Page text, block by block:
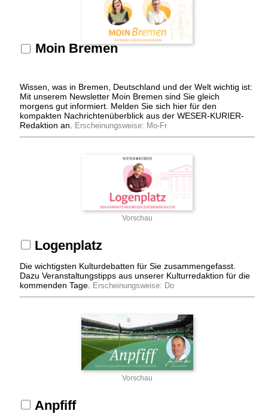
Moin Bremen
Wissen, was in Bremen, Deutschland und der Welt wichtig ist:
Mit unserem Newsletter Moin Bremen sind Sie gleich
morgens gut informiert. Melden Sie sich hier für den
kompakten Nachrichtenüberblick aus der WESER-KURIER-
Redaktion an.
Erscheinungsweise: Mo-Fr
Vorschau
Logenplatz
Die wichtigsten Kulturdebatten für Sie zusammengefasst.
Dazu Veranstaltungstipps aus unserer Kulturredaktion für die
kommenden Tage.
Erscheinungsweise: Do
Vorschau
Anpfiff